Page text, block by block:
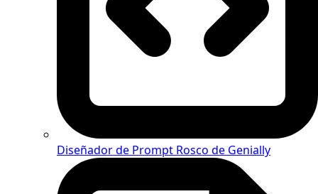
Diseñador de Prompt Rosco de Genially